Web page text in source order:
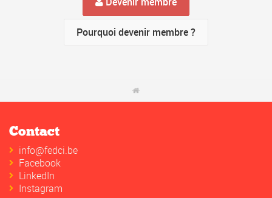
Pourquoi devenir membre ?
Contact
info@fedci.be
Facebook
LinkedIn
Instagram